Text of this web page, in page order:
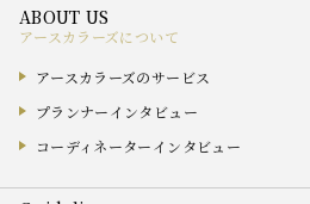
アースカラーズについて
アースカラーズのサービス
プランナーインタビュー
コーディネーターインタビュー